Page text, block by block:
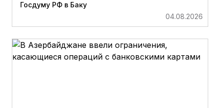
Госдуму РФ в Баку
04.08.2026